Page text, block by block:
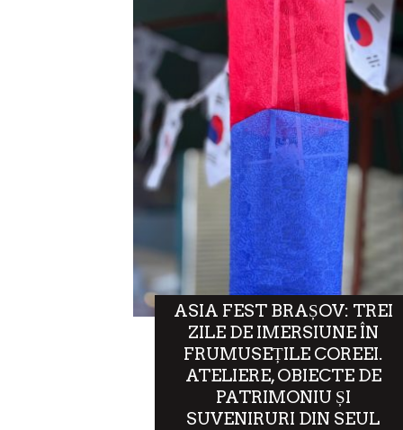
ASIA FEST BRAȘOV: TREI
ZILE DE IMERSIUNE ÎN
FRUMUSEȚILE COREEI.
ATELIERE, OBIECTE DE
PATRIMONIU ȘI
SUVENIRURI DIN SEUL